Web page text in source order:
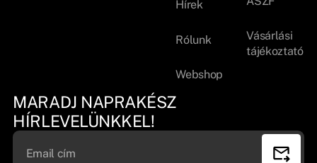
Hírek
Rólunk
Webshop
Vásárlási
tájékoztató
MARADJ NAPRAKÉSZ
HÍRLEVELÜNKKEL!